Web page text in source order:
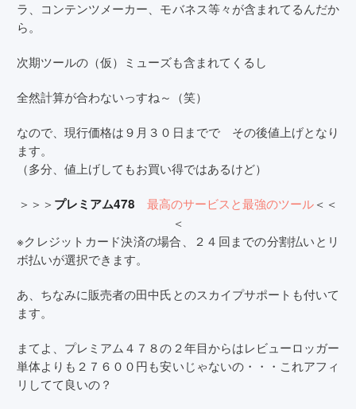
ラ、コンテンツメーカー、モバネス等々が含まれてるんだか
ら。
次期ツールの（仮）ミューズも含まれてくるし
全然計算が合わないっすね～（笑）
なので、現行価格は９月３０日までで その後値上げとなり
ます。
（多分、値上げしてもお買い得ではあるけど）
＞＞＞ プレミアム478 最高のサービスと最強のツール＜＜
＜
※クレジットカード決済の場合、２４回までの分割払いとリ
ボ払いが選択できます。
あ、ちなみに販売者の田中氏とのスカイプサポートも付いて
ます。
まてよ、プレミアム４７８の２年目からはレビューロッガー
単体よりも２７６００円も安いじゃないの・・・これアフィ
リしてて良いの？